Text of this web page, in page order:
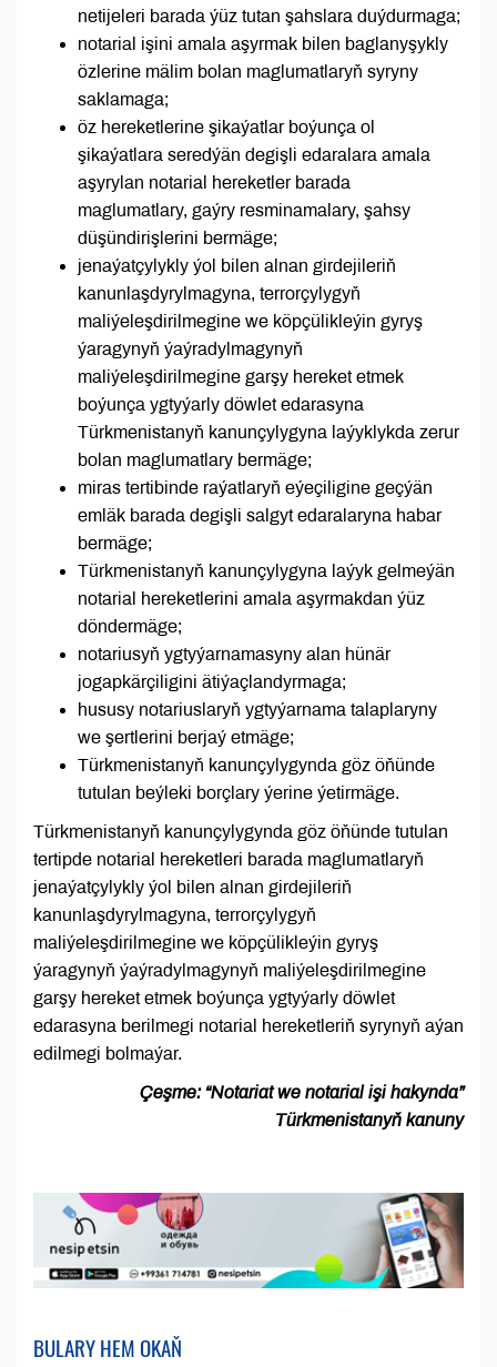
netijeleri barada ýüz tutan şahslara duýdurmaga;
notarial işini amala aşyrmak bilen baglanyşykly
özlerine mälim bolan maglumatlaryň syryny
saklamaga;
öz hereketlerine şikaýatlar boýunça ol
şikaýatlara seredýän degişli edaralara amala
aşyrylan notarial hereketler barada
maglumatlary, gaýry resminamalary, şahsy
düşündirişlerini bermäge;
jenaýatçylykly ýol bilen alnan girdejileriň
kanunlaşdyrylmagyna, terrorçylygyň
maliýeleşdirilmegine we köpçülikleýin gyryş
ýaragynyň ýaýradylmagynyň
maliýeleşdirilmegine garşy hereket etmek
boýunça ygtyýarly döwlet edarasyna
Türkmenistanyň kanunçylygyna laýyklykda zerur
bolan maglumatlary bermäge;
miras tertibinde raýatlaryň eýeçiligine geçýän
emläk barada degişli salgyt edaralaryna habar
bermäge;
Türkmenistanyň kanunçylygyna laýyk gelmeýän
notarial hereketlerini amala aşyrmakdan ýüz
döndermäge;
notariusyň ygtyýarnamasyny alan hünär
jogapkärçiligini ätiýaçlandyrmaga;
hususy notariuslaryň ygtyýarnama talaplaryny
we şertlerini berjaý etmäge;
Türkmenistanyň kanunçylygynda göz öňünde
tutulan beýleki borçlary ýerine ýetirmäge.
Türkmenistanyň kanunçylygynda göz öňünde tutulan
tertipde notarial hereketleri barada maglumatlaryň
jenaýatçylykly ýol bilen alnan girdejileriň
kanunlaşdyrylmagyna, terrorçylygyň
maliýeleşdirilmegine we köpçülikleýin gyryş
ýaragynyň ýaýradylmagynyň maliýeleşdirilmegine
garşy hereket etmek boýunça ygtyýarly döwlet
edarasyna berilmegi notarial hereketleriň syrynyň aýan
edilmegi bolmaýar.
Çeşme: “Notariat we notarial işi hakynda”
Türkmenistanyň kanuny
BULARY HEM OKAŇ